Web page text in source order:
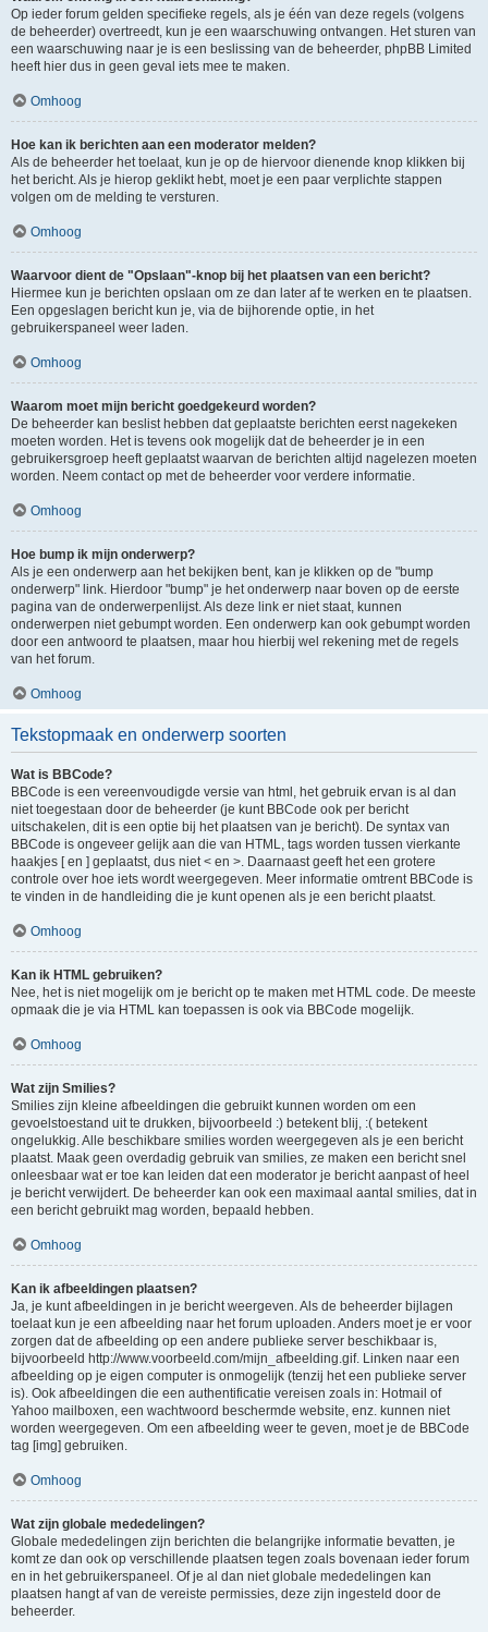
Op ieder forum gelden specifieke regels, als je één van deze regels (volgens
de beheerder) overtreedt, kun je een waarschuwing ontvangen. Het sturen van
een waarschuwing naar je is een beslissing van de beheerder, phpBB Limited
heeft hier dus in geen geval iets mee te maken.
Omhoog
Hoe kan ik berichten aan een moderator melden?
Als de beheerder het toelaat, kun je op de hiervoor dienende knop klikken bij
het bericht. Als je hierop geklikt hebt, moet je een paar verplichte stappen
volgen om de melding te versturen.
Omhoog
Waarvoor dient de "Opslaan"-knop bij het plaatsen van een bericht?
Hiermee kun je berichten opslaan om ze dan later af te werken en te plaatsen.
Een opgeslagen bericht kun je, via de bijhorende optie, in het
gebruikerspaneel weer laden.
Omhoog
Waarom moet mijn bericht goedgekeurd worden?
De beheerder kan beslist hebben dat geplaatste berichten eerst nagekeken
moeten worden. Het is tevens ook mogelijk dat de beheerder je in een
gebruikersgroep heeft geplaatst waarvan de berichten altijd nagelezen moeten
worden. Neem contact op met de beheerder voor verdere informatie.
Omhoog
Hoe bump ik mijn onderwerp?
Als je een onderwerp aan het bekijken bent, kan je klikken op de "bump
onderwerp" link. Hierdoor "bump" je het onderwerp naar boven op de eerste
pagina van de onderwerpenlijst. Als deze link er niet staat, kunnen
onderwerpen niet gebumpt worden. Een onderwerp kan ook gebumpt worden
door een antwoord te plaatsen, maar hou hierbij wel rekening met de regels
van het forum.
Omhoog
Tekstopmaak en onderwerp soorten
Wat is BBCode?
BBCode is een vereenvoudigde versie van html, het gebruik ervan is al dan
niet toegestaan door de beheerder (je kunt BBCode ook per bericht
uitschakelen, dit is een optie bij het plaatsen van je bericht). De syntax van
BBCode is ongeveer gelijk aan die van HTML, tags worden tussen vierkante
haakjes [ en ] geplaatst, dus niet < en >. Daarnaast geeft het een grotere
controle over hoe iets wordt weergegeven. Meer informatie omtrent BBCode is
te vinden in de handleiding die je kunt openen als je een bericht plaatst.
Omhoog
Kan ik HTML gebruiken?
Nee, het is niet mogelijk om je bericht op te maken met HTML code. De meeste
opmaak die je via HTML kan toepassen is ook via BBCode mogelijk.
Omhoog
Wat zijn Smilies?
Smilies zijn kleine afbeeldingen die gebruikt kunnen worden om een
gevoelstoestand uit te drukken, bijvoorbeeld :) betekent blij, :( betekent
ongelukkig. Alle beschikbare smilies worden weergegeven als je een bericht
plaatst. Maak geen overdadig gebruik van smilies, ze maken een bericht snel
onleesbaar wat er toe kan leiden dat een moderator je bericht aanpast of heel
je bericht verwijdert. De beheerder kan ook een maximaal aantal smilies, dat in
een bericht gebruikt mag worden, bepaald hebben.
Omhoog
Kan ik afbeeldingen plaatsen?
Ja, je kunt afbeeldingen in je bericht weergeven. Als de beheerder bijlagen
toelaat kun je een afbeelding naar het forum uploaden. Anders moet je er voor
zorgen dat de afbeelding op een andere publieke server beschikbaar is,
bijvoorbeeld http://www.voorbeeld.com/mijn_afbeelding.gif. Linken naar een
afbeelding op je eigen computer is onmogelijk (tenzij het een publieke server
is). Ook afbeeldingen die een authentificatie vereisen zoals in: Hotmail of
Yahoo mailboxen, een wachtwoord beschermde website, enz. kunnen niet
worden weergegeven. Om een afbeelding weer te geven, moet je de BBCode
tag [img] gebruiken.
Omhoog
Wat zijn globale mededelingen?
Globale mededelingen zijn berichten die belangrijke informatie bevatten, je
komt ze dan ook op verschillende plaatsen tegen zoals bovenaan ieder forum
en in het gebruikerspaneel. Of je al dan niet globale mededelingen kan
plaatsen hangt af van de vereiste permissies, deze zijn ingesteld door de
beheerder.